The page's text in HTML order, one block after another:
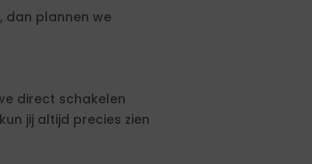
dan plannen we
direct schakelen
jij altijd precies zien